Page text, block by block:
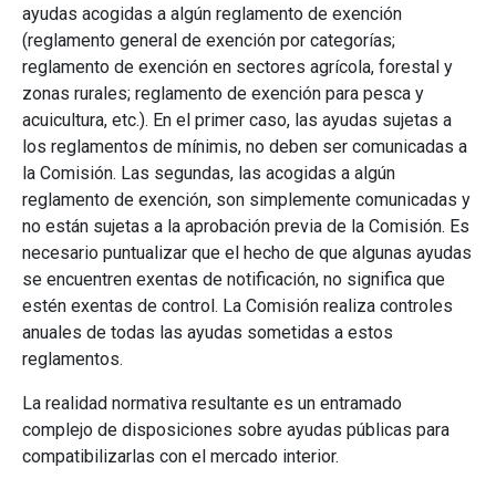
ayudas acogidas a algún reglamento de exención
(reglamento general de exención por categorías;
reglamento de exención en sectores agrícola, forestal y
zonas rurales; reglamento de exención para pesca y
acuicultura, etc.). En el primer caso, las ayudas sujetas a
los reglamentos de mínimis, no deben ser comunicadas a
la Comisión. Las segundas, las acogidas a algún
reglamento de exención, son simplemente comunicadas y
no están sujetas a la aprobación previa de la Comisión. Es
necesario puntualizar que el hecho de que algunas ayudas
se encuentren exentas de notificación, no significa que
estén exentas de control. La Comisión realiza controles
anuales de todas las ayudas sometidas a estos
reglamentos.
La realidad normativa resultante es un entramado
complejo de disposiciones sobre ayudas públicas para
compatibilizarlas con el mercado interior.